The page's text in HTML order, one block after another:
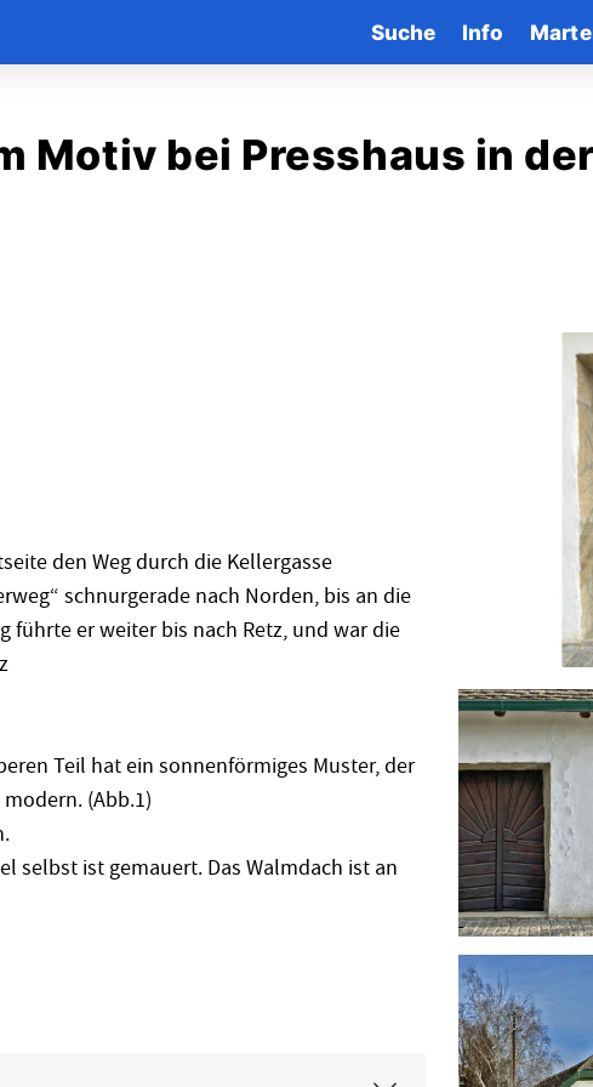
Suche Info
Motiv bei Presshaus in
den Weg durch die Kellergasse
schnurgerade nach Norden, bis an die
führte er weiter bis nach Retz, und war die
Teil hat ein sonnenförmiges Muster, der
(Abb.1)
selbst ist gemauert. Das Walmdach ist an